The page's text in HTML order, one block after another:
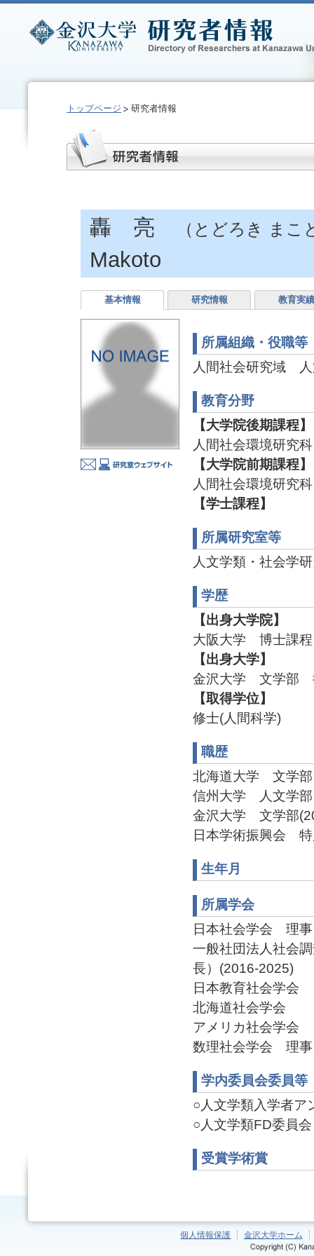
トップページ 研究者情報
轟 亮 （とどろき まこ
Makoto
基本情報 研究情報 教育実績
所属組織・役職等
人間社会研究域
教育分野
【大学院後期課程】
人間社会環境研究
【大学院前期課程】
人間社会環境研究
【学士課程】
所属研究室等
人文学類・社会学
学歴
【出身大学院】
大阪大学 博士課
【出身大学】
金沢大学 文学部
【取得学位】
修士(人間科学)
職歴
北海道大学 文学
信州大学 人文学
金沢大学 文学部
日本学術振興会
生年月
所属学会
日本社会学会 理
一般社団法人社会
長）(2016-2025)
日本教育社会学会
北海道社会学会
アメリカ社会学会
数理社会学会 理事
学内委員会委員等
○人文学類入学者
○人文学類FD委員
受賞学術賞
個人情報保護 金沢大学ホーム